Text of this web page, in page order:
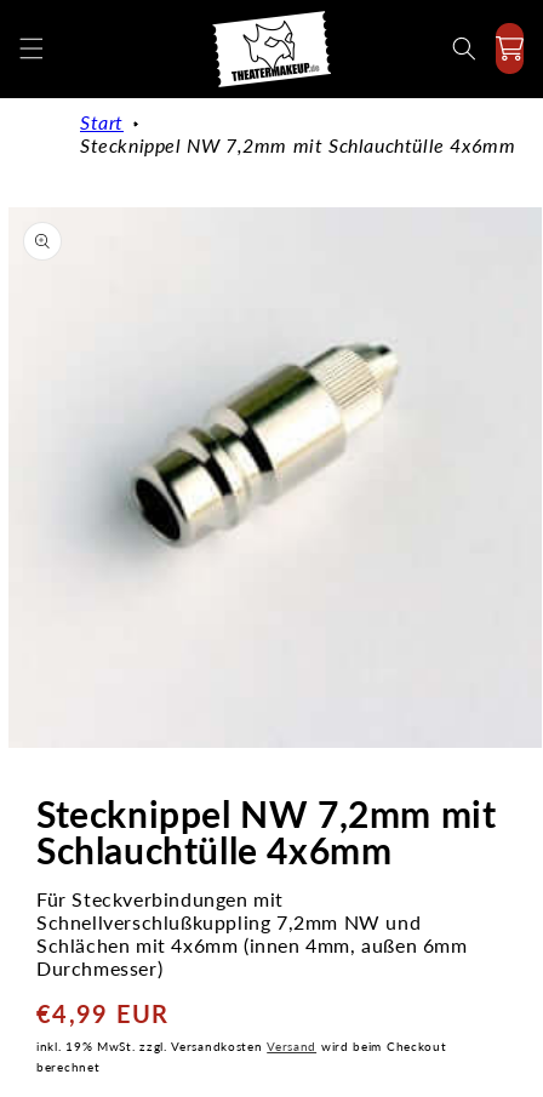
Inhalt
Start
Stecknippel NW 7,2mm mit Schlauchtülle 4x6mm
Modal
öffnenStecknippel NW 7,2mm mit
Schlauchtülle 4x6mm
Für Steckverbindungen mit
Schnellverschlußkuppling 7,2mm NW und
Schlächen mit 4x6mm (innen 4mm, außen 6mm
Durchmesser)
Normaler
Preis
€4,99 EUR
inkl. 19% MwSt. zzgl. VersandkostenVersand wird beim Checkout
berechnet